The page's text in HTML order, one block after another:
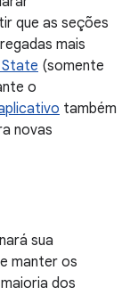
que as seções
mais
State (somente
o
também
novas
sua
manter os
dos